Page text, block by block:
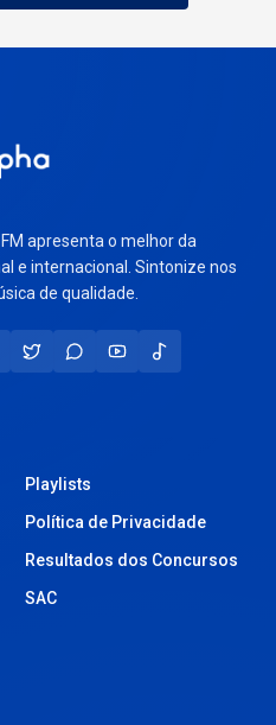
apresenta o melhor da
e internacional. Sintonize nos
de qualidade.
Playlists
Política de Privacidade
Resultados dos Concursos
SAC